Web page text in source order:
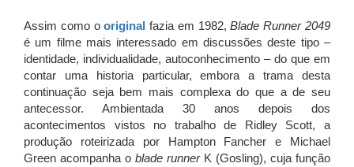
Assim como ooriginal fazia em 1982,Blade Runner 2049
é um filme mais interessado em discussões deste tipo –
identidade, individualidade, autoconhecimento – do que em
contar uma historia particular, embora a trama desta
continuação seja bem mais complexa do que a de seu
antecessor. Ambientada 30 anos depois dos
acontecimentos vistos no trabalho de Ridley Scott, a
produção roteirizada por Hampton Fancher e Michael
Green acompanha o blade runnerK (Gosling), cuja função